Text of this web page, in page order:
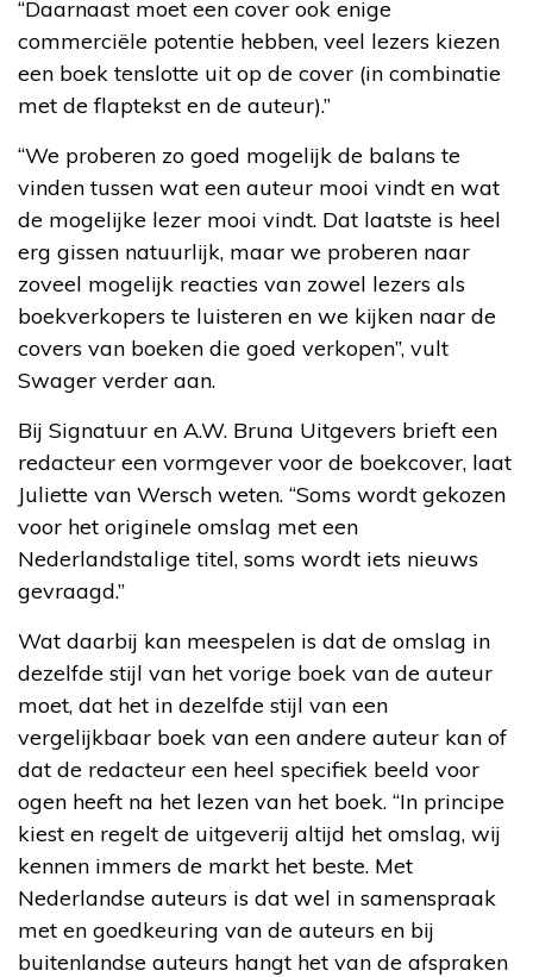
“Daarnaast moet een cover ook enige
commerciële potentie hebben, veel lezers kiezen
een boek tenslotte uit op de cover (in combinatie
met de flaptekst en de auteur).”
“We proberen zo goed mogelijk de balans te
vinden tussen wat een auteur mooi vindt en wat
de mogelijke lezer mooi vindt. Dat laatste is heel
erg gissen natuurlijk, maar we proberen naar
zoveel mogelijk reacties van zowel lezers als
boekverkopers te luisteren en we kijken naar de
covers van boeken die goed verkopen”, vult
Swager verder aan.
Bij Signatuur en A.W. Bruna Uitgevers brieft een
redacteur een vormgever voor de boekcover, laat
Juliette van Wersch weten. “Soms wordt gekozen
voor het originele omslag met een
Nederlandstalige titel, soms wordt iets nieuws
gevraagd.”
Wat daarbij kan meespelen is dat de omslag in
dezelfde stijl van het vorige boek van de auteur
moet, dat het in dezelfde stijl van een
vergelijkbaar boek van een andere auteur kan of
dat de redacteur een heel specifiek beeld voor
ogen heeft na het lezen van het boek. “In principe
kiest en regelt de uitgeverij altijd het omslag, wij
kennen immers de markt het beste. Met
Nederlandse auteurs is dat wel in samenspraak
met en goedkeuring van de auteurs en bij
buitenlandse auteurs hangt het van de afspraken